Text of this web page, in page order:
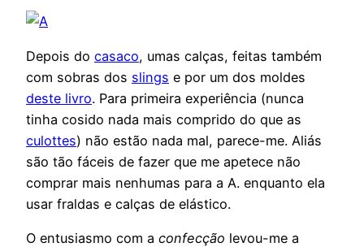
Depois do casaco, umas calças, feitas também
com sobras dos slings e por um dos moldes
deste livro. Para primeira experiência (nunca
tinha cosido nada mais comprido do que as
culottes) não estão nada mal, parece-me. Aliás
são tão fáceis de fazer que me apetece não
comprar mais nenhumas para a A. enquanto ela
usar fraldas e calças de elástico.
O entusiasmo com a confecção levou-me a